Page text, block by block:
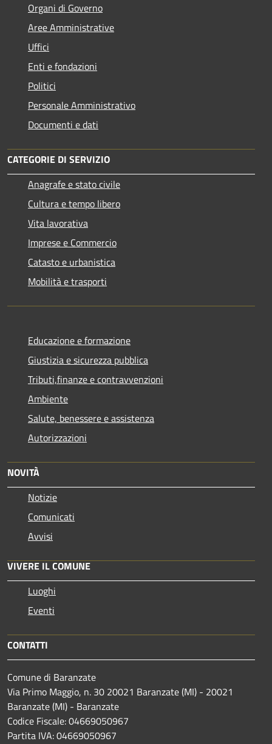
Organi di Governo
Aree Amministrative
Uffici
Enti e fondazioni
Politici
Personale Amministrativo
Documenti e dati
CATEGORIE DI SERVIZIO
Anagrafe e stato civile
Cultura e tempo libero
Vita lavorativa
Imprese e Commercio
Catasto e urbanistica
Mobilità e trasporti
Educazione e formazione
Giustizia e sicurezza pubblica
Tributi,finanze e contravvenzioni
Ambiente
Salute, benessere e assistenza
Autorizzazioni
NOVITÀ
Notizie
Comunicati
Avvisi
VIVERE IL COMUNE
Luoghi
Eventi
CONTATTI
Comune di Baranzate
Via Primo Maggio, n. 30 20021 Baranzate (MI) - 20021
Baranzate (MI) - Baranzate
Codice Fiscale: 04669050967
Partita IVA: 04669050967